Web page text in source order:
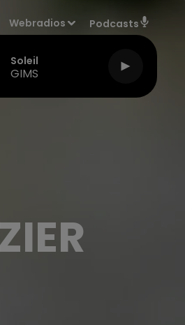
Webradios Podcasts
Soleil
GIMS